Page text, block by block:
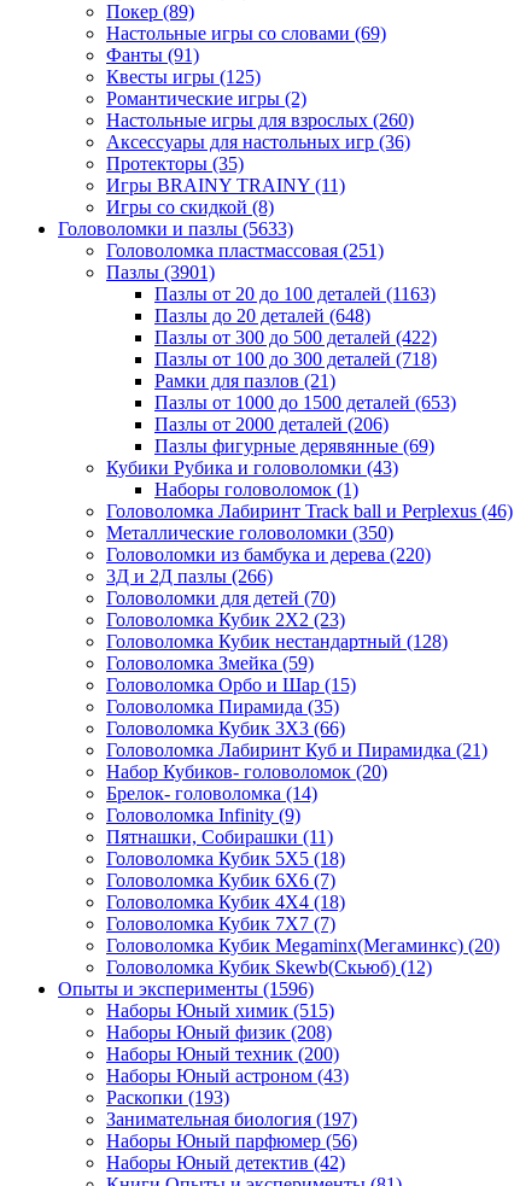
Покер (89)
Настольные игры со словами (69)
Фанты (91)
Квесты игры (125)
Романтические игры (2)
Настольные игры для взрослых (260)
Аксессуары для настольных игр (36)
Протекторы (35)
Игры BRAINY TRAINY (11)
Игры со скидкой (8)
Головоломки и пазлы (5633)
Головоломка пластмассовая (251)
Пазлы (3901)
Пазлы от 20 до 100 деталей (1163)
Пазлы до 20 деталей (648)
Пазлы от 300 до 500 деталей (422)
Пазлы от 100 до 300 деталей (718)
Рамки для пазлов (21)
Пазлы от 1000 до 1500 деталей (653)
Пазлы от 2000 деталей (206)
Пазлы фигурные дерявянные (69)
Кубики Рубика и головоломки (43)
Наборы головоломок (1)
Головоломка Лабиринт Track ball и Perplexus (46)
Металлические головоломки (350)
Головоломки из бамбука и дерева (220)
3Д и 2Д пазлы (266)
Головоломки для детей (70)
Головоломка Кубик 2Х2 (23)
Головоломка Кубик нестандартный (128)
Головоломка Змейка (59)
Головоломка Орбо и Шар (15)
Головоломка Пирамида (35)
Головоломка Кубик 3Х3 (66)
Головоломка Лабиринт Куб и Пирамидка (21)
Набор Кубиков- головоломок (20)
Брелок- головоломка (14)
Головоломка Infinity (9)
Пятнашки, Собирашки (11)
Головоломка Кубик 5Х5 (18)
Головоломка Кубик 6Х6 (7)
Головоломка Кубик 4Х4 (18)
Головоломка Кубик 7Х7 (7)
Головоломка Кубик Megaminx(Мегаминкс) (20)
Головоломка Кубик Skewb(Скьюб) (12)
Опыты и эксперименты (1596)
Наборы Юный химик (515)
Наборы Юный физик (208)
Наборы Юный техник (200)
Наборы Юный астроном (43)
Раскопки (193)
Занимательная биология (197)
Наборы Юный парфюмер (56)
Наборы Юный детектив (42)